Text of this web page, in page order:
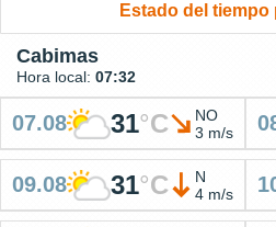
Estado del tiempo
Cabimas
Hora local: 07:32
07.08 31°C
NO
3 m/s
09.08 31°C
N
4 m/s